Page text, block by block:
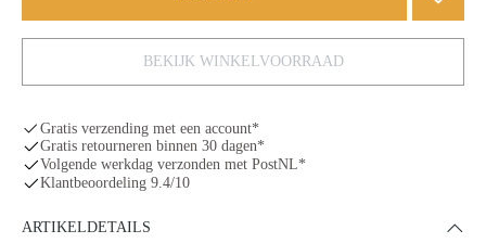
BEKIJK WINKELVOORRAAD
Gratis verzending met een account*
Gratis retourneren binnen 30 dagen*
Volgende werkdag verzonden met PostNL*
Klantbeoordeling 9.4/10
ARTIKELDETAILS